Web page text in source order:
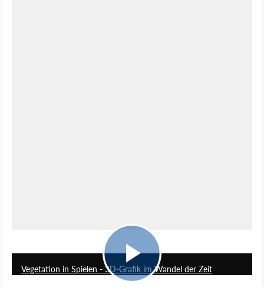
Vegetation in Spielen - 3D-Grafik im Wandel der Zeit